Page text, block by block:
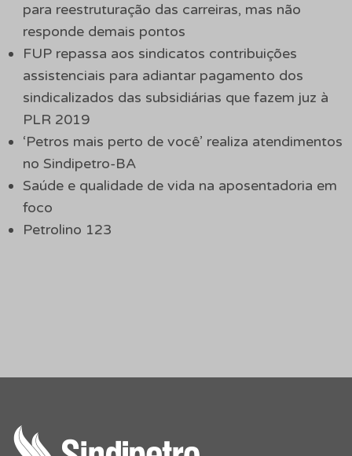
para reestruturação das carreiras, mas não
responde demais pontos
FUP repassa aos sindicatos contribuições
assistenciais para adiantar pagamento dos
sindicalizados das subsidiárias que fazem juz à
PLR 2019
‘Petros mais perto de você’ realiza atendimentos
no Sindipetro-BA
Saúde e qualidade de vida na aposentadoria em
foco
Petrolino 123